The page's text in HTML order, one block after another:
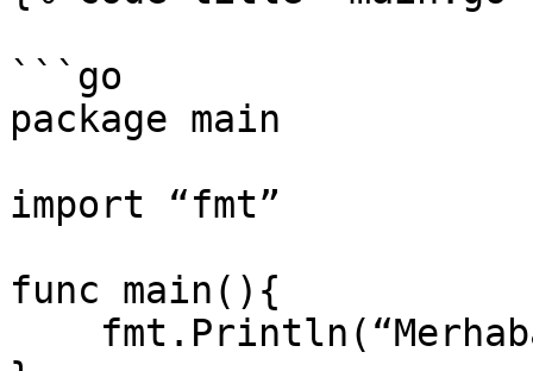
```go
package main
import “fmt”
func main(){